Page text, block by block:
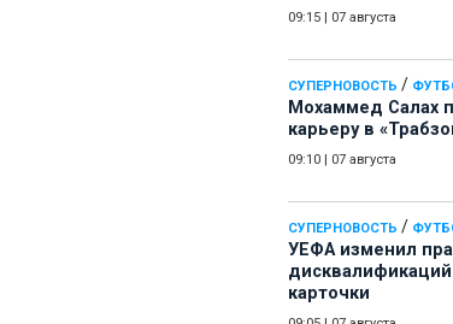
09:15 07 августа
СУПЕРНОВОСТЬ /
Мохаммед Салах
карьеру в
09:10 07 августа
СУПЕРНОВОСТЬ /
УЕФА изменил
карточки